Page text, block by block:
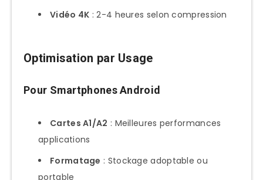
Vidéo 4K : 2-4 heures selon compression
Optimisation par Usage
Pour Smartphones Android
Cartes A1/A2 : Meilleures performances
applications
Formatage : Stockage adoptable ou
portable